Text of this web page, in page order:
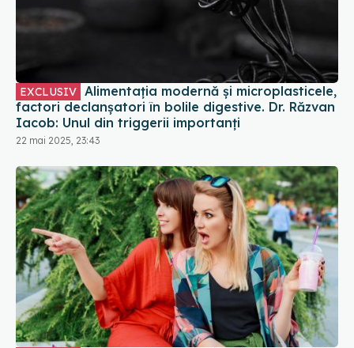
EXCLUSIV
factori declanșatori în bolile digestive. Dr. Răzvan
Iacob: Unul din triggerii importanți
22 mai 2025, 23:43